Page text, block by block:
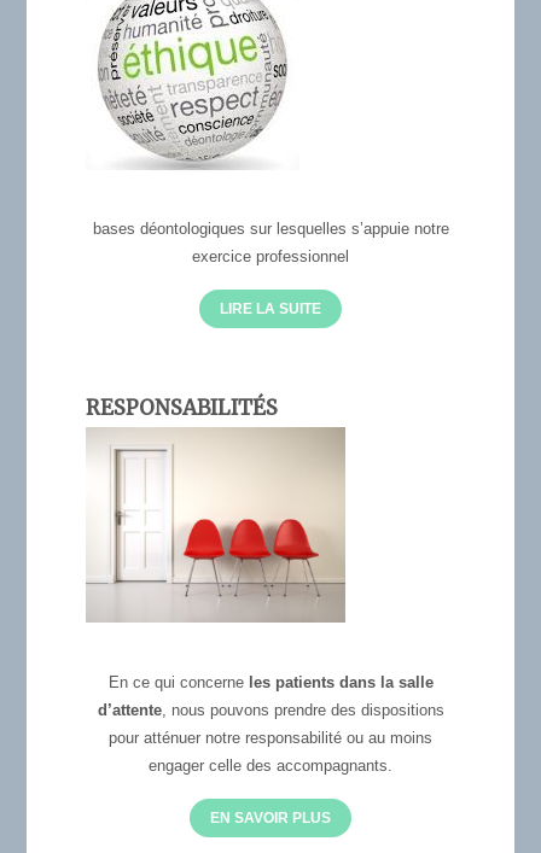
bases déontologiques sur lesquelles s’appuie notre
exercice professionnel
LIRE LA SUITE
RESPONSABILITÉS
En ce qui concerne les patients dans la salle
d’attente, nous pouvons prendre des dispositions
pour atténuer notre responsabilité ou au moins
engager celle des accompagnants.
EN SAVOIR PLUS